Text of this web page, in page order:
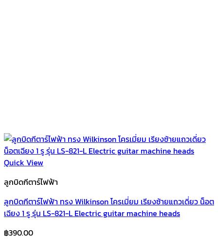
Quick View
ลูกบิดกีตาร์ไฟฟ้า
ลูกบิดกีตาร์ไฟฟ้า ทรง Wilkinson โครเมี่ยม เรียงซ้ายแถวเดี่ยว น็อต
เฉียง 1 รู รุ่น LS-821-L Electric guitar machine heads
฿390.00